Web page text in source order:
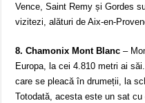
Vence, Saint Remy și Gordes
vizitezi, alături de Aix-en-
8. Chamonix Mont Blanc –
Europa, la cei 4.810 metri ai
care se pleacă în drumeții, la
Totodată, acesta este un sat